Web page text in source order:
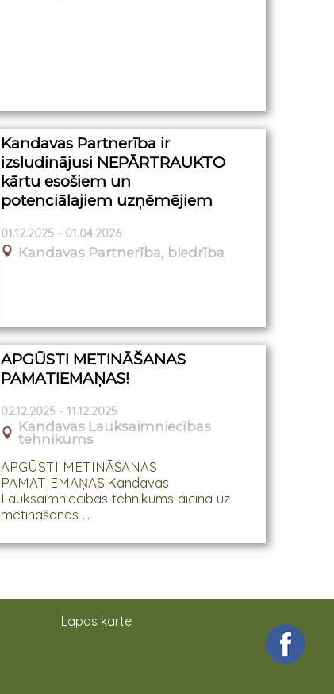
Kandavas Partnerība ir
izsludinājusi NEPĀRTRAUKTO
kārtu esošiem un
potenciālajiem uzņēmējiem
01.12.2025 - 01.04.2026
Kandavas Partnerība, biedrība
APGŪSTI METINĀŠANAS
PAMATIEMAŅAS!
02.12.2025 - 11.12.2025
Kandavas Lauksaimniecības
tehnikums
APGŪSTI METINĀŠANAS
PAMATIEMAŅAS!Kandavas
Lauksaimniecības tehnikums aicina uz
metināšanas ...
Lapas karte